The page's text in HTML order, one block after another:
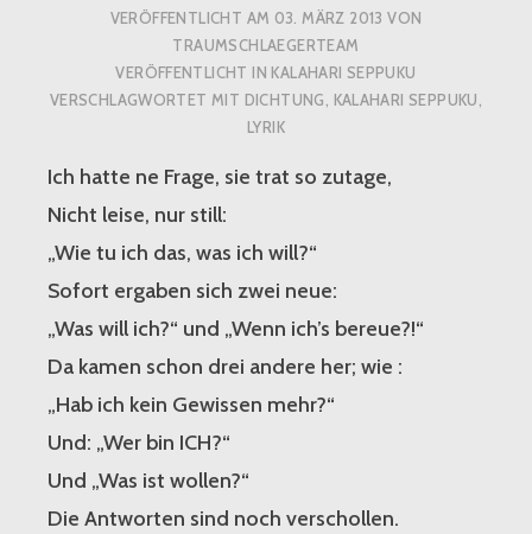
VERÖFFENTLICHT AM 03. MÄRZ 2013 VON
TRAUMSCHLAEGERTEAM
VERÖFFENTLICHT IN KALAHARI SEPPUKU
VERSCHLAGWORTET MIT DICHTUNG, KALAHARI SEPPUKU,
LYRIK
Ich hatte ne Frage, sie trat so zutage,
Nicht leise, nur still:
„Wie tu ich das, was ich will?“
Sofort ergaben sich zwei neue:
„Was will ich?“ und „Wenn ich’s bereue?!“
Da kamen schon drei andere her; wie :
„Hab ich kein Gewissen mehr?“
Und: „Wer bin ICH?“
Und „Was ist wollen?“
Die Antworten sind noch verschollen.